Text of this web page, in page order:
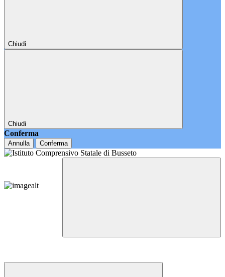
Chiudi
Chiudi
Conferma
Annulla Conferma